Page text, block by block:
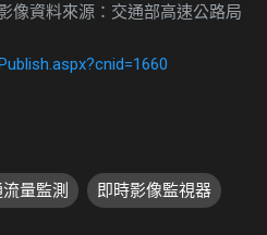
像資料來源：交通部高速公路局
量監測 即時影像監視器